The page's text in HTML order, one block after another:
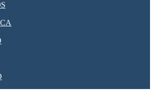
TRANSIENTES SPDS PARA
FOTOVOLTAICAS